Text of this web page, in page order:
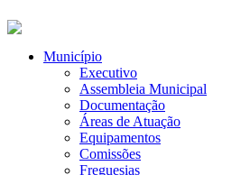
Município
Executivo
Assembleia Municipal
Documentação
Áreas de Atuação
Equipamentos
Comissões
Freguesias